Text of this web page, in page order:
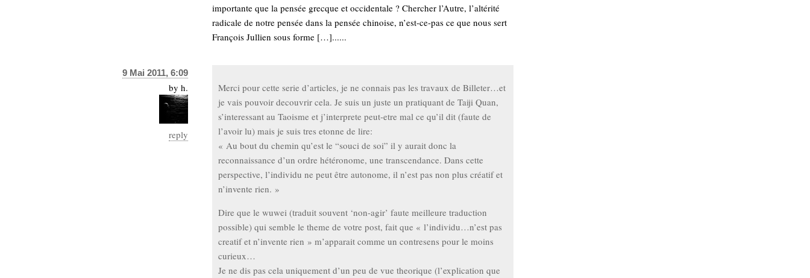
importante que la pensée grecque et occidentale ? Chercher l’Autre, l’altérité
radicale de notre pensée dans la pensée chinoise, n’est-ce-pas ce que nous sert
François Jullien sous forme […]......
9 Mai 2011, 6:09
by h.
reply
Merci pour cette serie d’articles, je ne connais pas les travaux de Billeter…et
je vais pouvoir decouvrir cela. Je suis un juste un pratiquant de Taiji Quan,
s’interessant au Taoisme et j’interprete peut-etre mal ce qu’il dit (faute de
l’avoir lu) mais je suis tres etonne de lire:
« Au bout du chemin qu’est le “souci de soi” il y aurait donc la
reconnaissance d’un ordre hétéronome, une transcendance. Dans cette
perspective, l’individu ne peut être autonome, il n’est pas non plus créatif et
n’invente rien. »
Dire que le wuwei (traduit souvent ‘non-agir’ faute meilleure traduction
possible) qui semble le theme de votre post, fait que « l’individu…n’est pas
creatif et n’invente rien » m’apparait comme un contresens pour le moins
curieux…
Je ne dis pas cela uniquement d’un peu de vue theorique (l’explication que